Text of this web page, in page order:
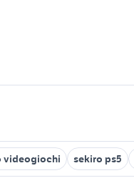
videogiochi sekiro ps5